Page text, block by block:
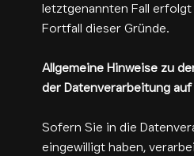
letztgenannten Fall
Fortfall dieser Gründe.
Allgemeine Hinweise zu
der Datenverarbeitung
Sofern Sie in die
eingewilligt haben,